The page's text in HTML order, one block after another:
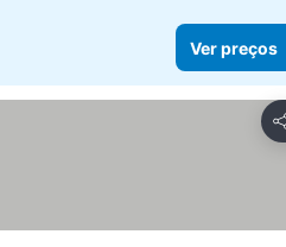
Ver preços